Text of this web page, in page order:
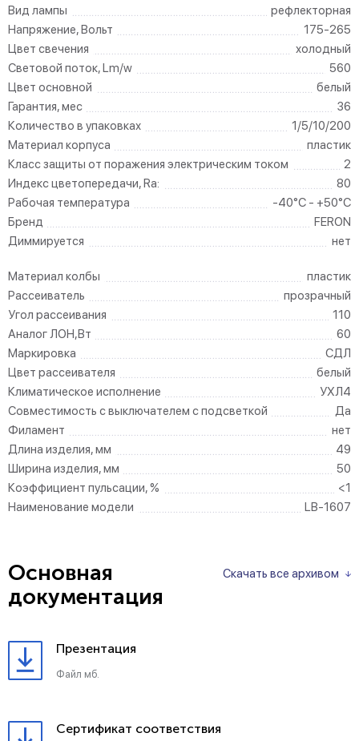
Вид лампы
рефлекторная
Напряжение, Вольт
175-265
Цвет свечения
холодный
Световой поток, Lm/w
560
Цвет основной
белый
Гарантия, мес
36
Количество в упаковках
1/5/10/200
Материал корпуса
пластик
Класс защиты от поражения электрическим током
2
Индекс цветопередачи, Ra:
80
Рабочая температура
-40°C - +50°C
Бренд
FERON
Диммируется
нет
Материал колбы
пластик
Рассеиватель
прозрачный
Угол рассеивания
110
Аналог ЛОН,Вт
60
Маркировка
СДЛ
Цвет рассеивателя
белый
Климатическое исполнение
УХЛ4
Совместимость с выключателем с подсветкой
Да
Филамент
нет
Длина изделия, мм
49
Ширина изделия, мм
50
Коэффициент пульсации, %
<1
Наименование модели
LB-1607
Скачать все архивом
Основная
документация
Презентация
Файл мб.
Сертификат соответствия